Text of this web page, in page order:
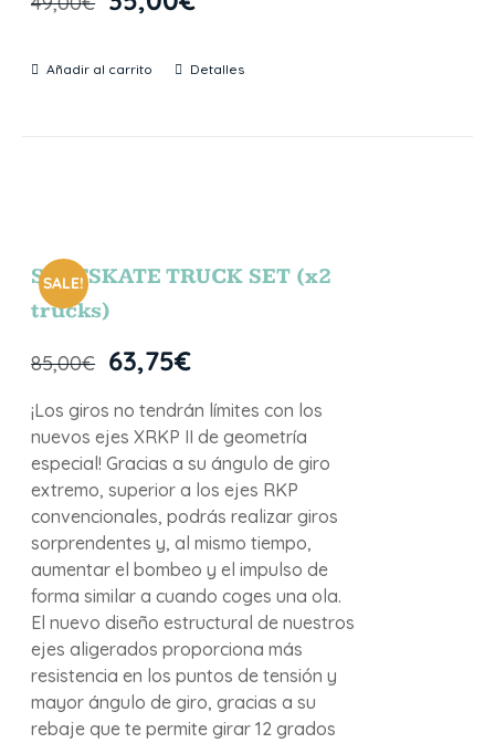
Añadir al carrito Detalles
SALE!
SURFSKATE TRUCK SET (x2
trucks)
85,00€ 63,75€
¡Los giros no tendrán límites con los
nuevos ejes XRKP II de geometría
especial! Gracias a su ángulo de giro
extremo, superior a los ejes RKP
convencionales, podrás realizar giros
sorprendentes y, al mismo tiempo,
aumentar el bombeo y el impulso de
forma similar a cuando coges una ola.
El nuevo diseño estructural de nuestros
ejes aligerados proporciona más
resistencia en los puntos de tensión y
mayor ángulo de giro, gracias a su
rebaje que te permite girar 12 grados